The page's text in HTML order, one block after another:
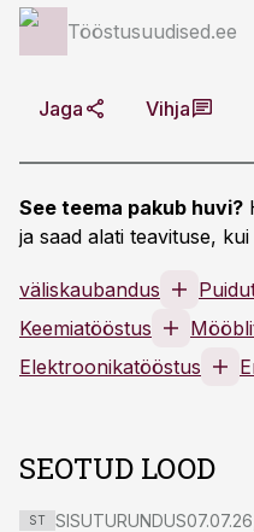
Tööstusuudised.ee
Jaga Vihja
See teema pakub huvi?
ja saad alati teavituse,
väliskaubandus
Keemiatööstus
Elektroonikatööstus
SEOTUD LOOD
ST SISUTURUNDUS